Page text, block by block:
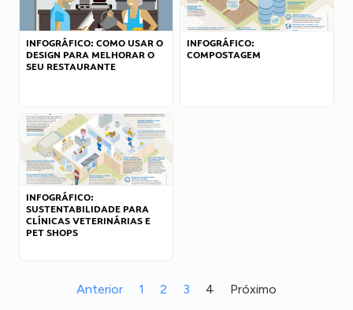
INFOGRÁFICO: COMO USAR O
DESIGN PARA MELHORAR O
SEU RESTAURANTE
INFOGRÁFICO:
COMPOSTAGEM
INFOGRÁFICO:
SUSTENTABILIDADE PARA
CLÍNICAS VETERINÁRIAS E
PET SHOPS
Anterior 1 2 3 4 Próximo